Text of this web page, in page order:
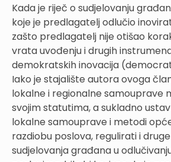
Kada je riječ o sudjelovanju
koje je predlagatelj odlučio
zašto predlagatelj nije otišao
vrata uvođenju i drugih
demokratskih inovacija
Iako je stajalište autora ovoga
lokalne i regionalne samouprave
svojim statutima, a sukladno
lokalne samouprave i metodi
razdiobu poslova, regulirati i
sudjelovanja građana u